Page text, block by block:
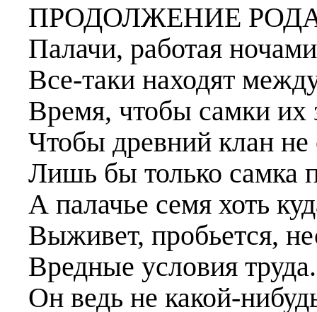
ПРОДОЛЖЕНИЕ
Палачи, работая
Все-таки находят
Время, чтобы самки их
Чтобы древний клан не
Лишь бы только самка
А палачье семя хоть
Выживет, пробьется,
Вредные условия труда.
Он ведь не какой-